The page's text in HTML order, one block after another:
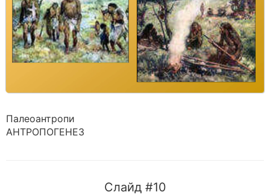
Палеоантропи
АНТРОПОГЕНЕЗ
Слайд #10